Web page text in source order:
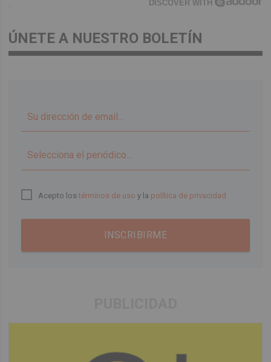
DISCOVER WITH
ÚNETE A NUESTRO BOLETÍN
Acepto lostérminos de uso y la política de privacidad
INSCRIBIRME